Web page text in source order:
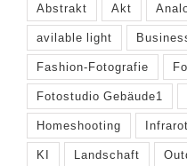
Abstrakt Akt
avilable light
Fashion-Fotografie
Fotostudio Gebäude1
Homeshooting
KI
Landschaft